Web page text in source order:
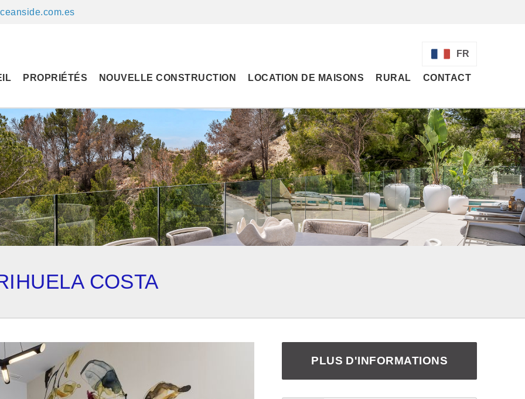
FR
PROPRIÉTÉS NOUVELLE CONSTRUCTION LOCATION DE MAISONS RURAL CONTACT
COSTA
PLUS D'INFORMATIONS